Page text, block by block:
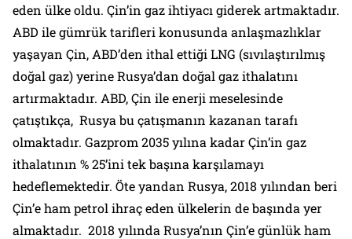
eden ülke oldu. Çin’in gaz ihtiyacı giderek artmaktadır.
ABD ile gümrük tarifleri konusunda anlaşmazlıklar
yaşayan Çin, ABD’den ithal ettiği LNG (sıvılaştırılmış
doğal gaz) yerine Rusya’dan doğal gaz ithalatını
artırmaktadır. ABD, Çin ile enerji meselesinde
çatıştıkça, Rusya bu çatışmanın kazanan tarafı
olmaktadır. Gazprom 2035 yılına kadar Çin’in gaz
ithalatının % 25’ini tek başına karşılamayı
hedeflemektedir. Öte yandan Rusya, 2018 yılından beri
Çin’e ham petrol ihraç eden ülkelerin de başında yer
almaktadır. 2018 yılında Rusya’nın Çin’e günlük ham